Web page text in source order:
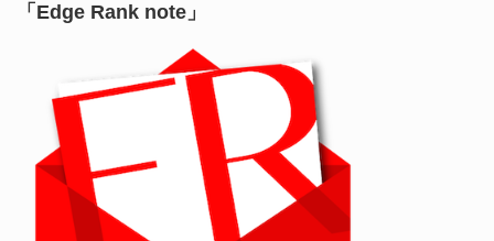
「Edge Rank note」